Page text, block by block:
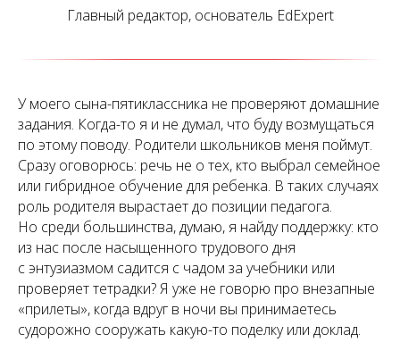
Главный редактор, основатель EdExpert
У моего сына-пятиклассника не проверяют домашние
задания. Когда-то я и не думал, что буду возмущаться
по этому поводу. Родители школьников меня поймут.
Сразу оговорюсь: речь не о тех, кто выбрал семейное
или гибридное обучение для ребенка. В таких случаях
роль родителя вырастает до позиции педагога.
Но среди большинства, думаю, я найду поддержку: кто
из нас после насыщенного трудового дня
с энтузиазмом садится с чадом за учебники или
проверяет тетрадки? Я уже не говорю про внезапные
«прилеты», когда вдруг в ночи вы принимаетесь
судорожно сооружать какую-то поделку или доклад.